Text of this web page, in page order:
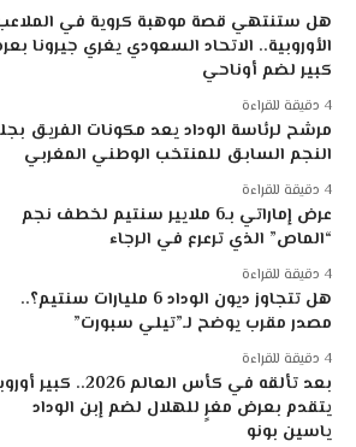
هل ستنتهي قصة موهبة كروية في الملاعب
الأوروبية.. الاتحاد السعودي يغري جيرونا بعرض
كبير لضم أوناحي
مرشح لرئاسة الوداد يعد مكونات الفريق بجلب
النجم السابق للمنتخب الوطني المغربي
عرض إماراتي بـ6 ملايير سنتيم لخطف نجم
“الماص” الذي ترعرع في الرجاء
هل تتجاوز ديون الوداد 6 مليارات سنتيم؟..
مصدر مقرب يوضح لـ”تيلي سبورت”
بعد تألقه في كأس العالم 2026.. كبير أوروبا
يتقدم بعرض مغرٍ للهلال لضم إبن الوداد
ياسين بونو